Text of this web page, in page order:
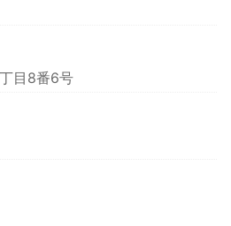
目8番6号